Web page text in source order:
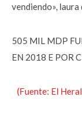
vendiendo»,
505 MIL MDP
EN 2018 E POR
(Fuente: El